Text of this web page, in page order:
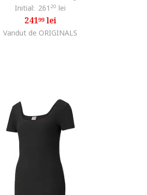
Initial: 26120 lei
24199lei
Vandut de ORIGINALS